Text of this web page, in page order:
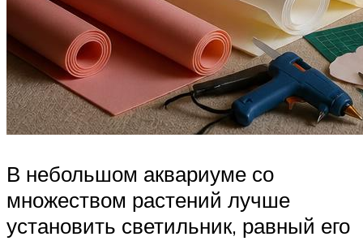
В небольшом аквариуме со
множеством растений лучше
установить светильник, равный его